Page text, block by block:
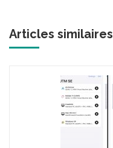
Articles similaires